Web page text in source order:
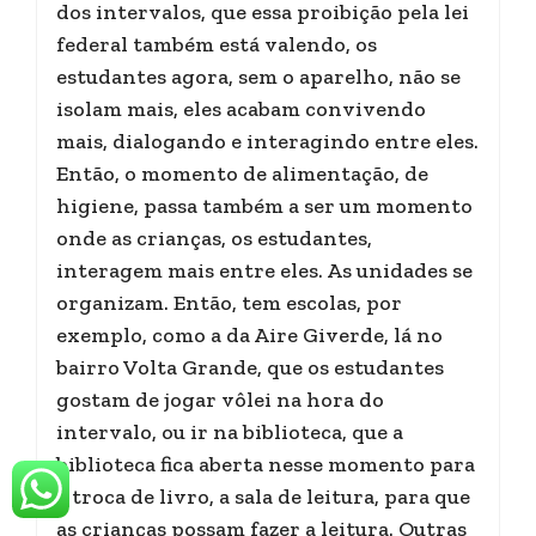
dos intervalos, que essa proibição pela lei
federal também está valendo, os
estudantes agora, sem o aparelho, não se
isolam mais, eles acabam convivendo
mais, dialogando e interagindo entre eles.
Então, o momento de alimentação, de
higiene, passa também a ser um momento
onde as crianças, os estudantes,
interagem mais entre eles. As unidades se
organizam. Então, tem escolas, por
exemplo, como a da Aire Giverde, lá no
bairro Volta Grande, que os estudantes
gostam de jogar vôlei na hora do
intervalo, ou ir na biblioteca, que a
biblioteca fica aberta nesse momento para
a troca de livro, a sala de leitura, para que
as crianças possam fazer a leitura. Outras